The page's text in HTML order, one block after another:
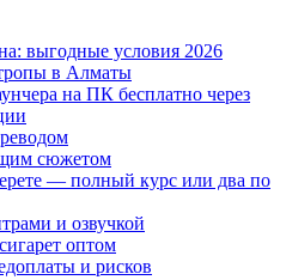
выгодные условия 2026
в Алматы
на ПК бесплатно через
сюжетом
— полный курс или два по
и озвучкой
оптом
и рисков